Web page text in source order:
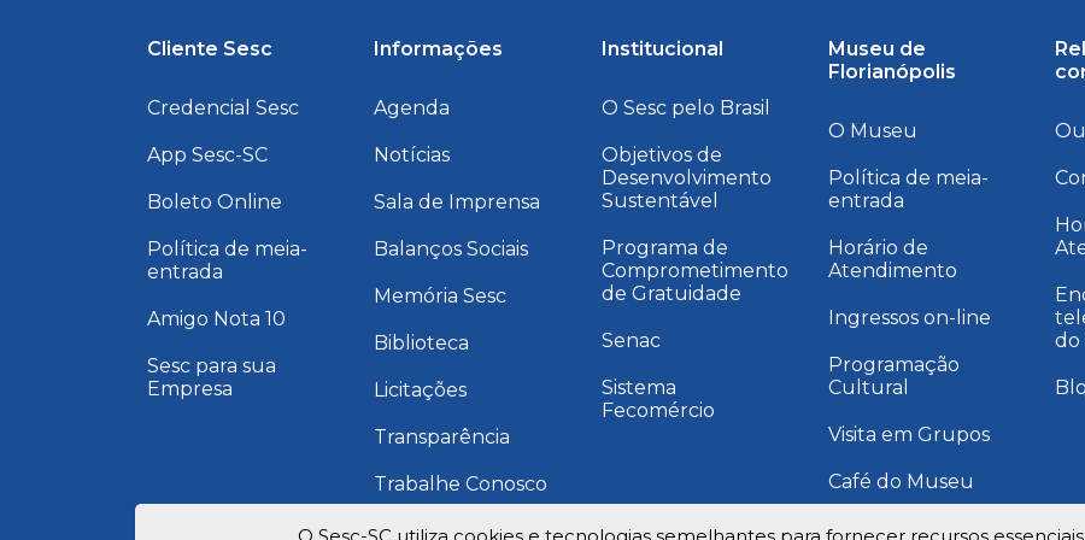
Cliente Sesc
Credencial Sesc
App Sesc-SC
Boleto Online
Política de meia-
entrada
Amigo Nota 10
Sesc para sua
Empresa
Informações
Agenda
Notícias
Sala de Imprensa
Balanços Sociais
Memória Sesc
Biblioteca
Licitações
Transparência
Trabalhe Conosco
Programa de
Institucional
O Sesc pelo Brasil
Objetivos de
Desenvolvimento
Sustentável
Programa de
Comprometimento
de Gratuidade
Senac
Sistema
Fecomércio
Museu de
Florianópolis
O Museu
Política de meia-
entrada
Horário de
Atendimento
Ingressos on-line
Programação
Cultural
Visita em Grupos
Café do Museu
Instagram Museu
do